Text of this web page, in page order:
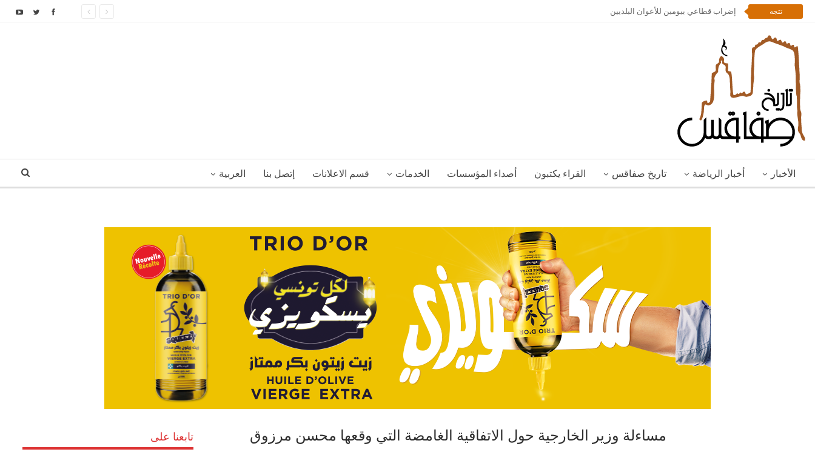
تتجه إضراب قطاعي بيومين للأعوان البلديين
الأخبار أخبار الرياضة تاريخ صفاقس القراء يكتبون أصداء المؤسسات الخدمات قسم الاعلانات إتصل بنا العربية
مساءلة وزير الخارجية حول الاتفاقية الغامضة التي وقعها محسن مرزوق تابعنا على